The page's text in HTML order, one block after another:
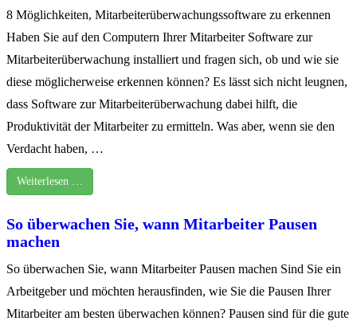
8 Möglichkeiten, Mitarbeiterüberwachungssoftware zu erkennen
Haben Sie auf den Computern Ihrer Mitarbeiter Software zur
Mitarbeiterüberwachung installiert und fragen sich, ob und wie sie
diese möglicherweise erkennen können? Es lässt sich nicht leugnen,
dass Software zur Mitarbeiterüberwachung dabei hilft, die
Produktivität der Mitarbeiter zu ermitteln. Was aber, wenn sie den
Verdacht haben, …
Weiterlesen …
So überwachen Sie, wann Mitarbeiter Pausen
machen
So überwachen Sie, wann Mitarbeiter Pausen machen Sind Sie ein
Arbeitgeber und möchten herausfinden, wie Sie die Pausen Ihrer
Mitarbeiter am besten überwachen können? Pausen sind für die gute